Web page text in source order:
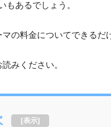
もあるでしょう。
の料金についてできるだ
みください。
[表示]